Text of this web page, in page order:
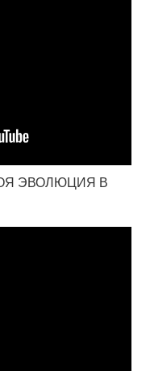
ЭВОЛЮЦИЯ В